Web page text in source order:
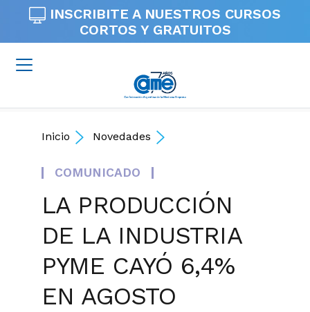
INSCRIBITE A NUESTROS CURSOS
CORTOS Y GRATUITOS
Inicio Novedades
COMUNICADO
LA PRODUCCIÓN
DE LA INDUSTRIA
PYME CAYÓ 6,4%
EN AGOSTO